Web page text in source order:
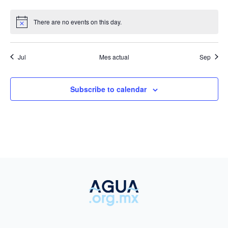
Notice There are no events on this day.
Jul Mes actual Sep
Subscribe to calendar